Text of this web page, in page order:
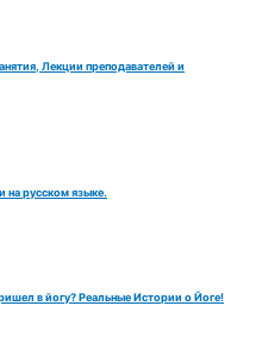
Лекции преподавателей и
русском языке.
в йогу? Реальные Истории о Йоге!